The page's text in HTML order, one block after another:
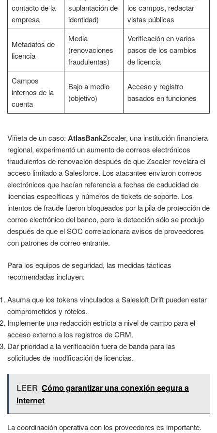
contacto de la
empresa
suplantación de
identidad)
los campos, redactar
vistas públicas
Metadatos de
licencia
Media
(renovaciones
fraudulentas)
Verificación en varios
pasos de los cambios
de licencia
Campos
internos de la
cuenta
Bajo a medio
(objetivo)
Acceso y registro
basados en funciones
Viñeta de un caso: AtlasBankZscaler, una institución financiera
regional, experimentó un aumento de correos electrónicos
fraudulentos de renovación después de que Zscaler revelara el
acceso limitado a Salesforce. Los atacantes enviaron correos
electrónicos que hacían referencia a fechas de caducidad de
licencias específicas y números de tickets de soporte. Los
intentos de fraude fueron bloqueados por la pila de protección de
correo electrónico del banco, pero la detección sólo se produjo
después de que el SOC correlacionara avisos de proveedores
con patrones de correo entrante.
Para los equipos de seguridad, las medidas tácticas
recomendadas incluyen:
Asuma que los tokens vinculados a Salesloft Drift pueden estar
comprometidos y rótelos.
Implemente una redacción estricta a nivel de campo para el
acceso externo a los registros de CRM.
Dar prioridad a la verificación fuera de banda para las
solicitudes de modificación de licencias.
LEER Cómo garantizar una conexión segura a
Internet
La coordinación operativa con los proveedores es importante.